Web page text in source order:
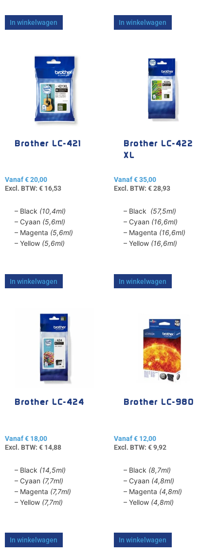
In winkelwagen In winkelwagen
Brother LC-421
Vanaf€20,00
Excl. BTW: € 16,53
– Black (10,4ml)
– Cyaan (5,6ml)
– Magenta (5,6ml)
– Yellow (5,6ml)
In winkelwagen
worden
productpagina
Brother LC-422
XL
Vanaf€35,00
Excl. BTW: €28,93
– Black (57,5ml)
– Cyaan (16,6ml)
– Magenta (16,6ml)
– Yellow (16,6ml)
In winkelwagen
worden
productpagina
Brother LC-424
Vanaf€ 18,00
Excl. BTW: € 14,88
– Black (14,5ml)
– Cyaan (7,7ml)
– Magenta (7,7ml)
– Yellow (7,7ml)
In winkelwagen
gekozen
worden
productpagina
Brother LC-980
Vanaf€ 12,00
Excl. BTW: €9,92
– Black (8,7ml)
– Cyaan (4,8ml)
– Magenta (4,8ml)
– Yellow (4,8ml)
In winkelwagen
gekozen
worden
productpagina